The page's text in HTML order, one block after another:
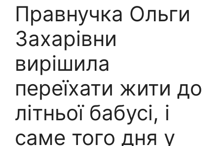
Правнучка Ольги
Захарівни
вирішила
переїхати жити до
літньої бабусі, і
саме того дня у